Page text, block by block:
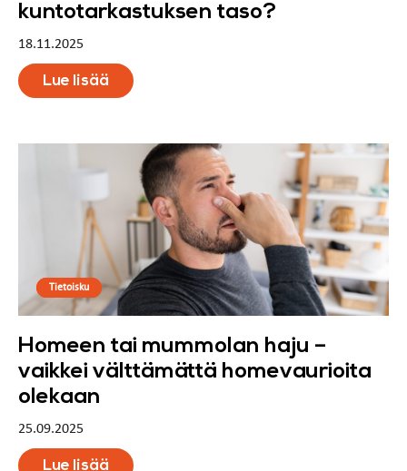
kuntotarkastuksen taso?
18.11.2025
Lue lisää
Tietoisku
Homeen tai mummolan haju –
vaikkei välttämättä homevaurioita
olekaan
25.09.2025
Lue lisää